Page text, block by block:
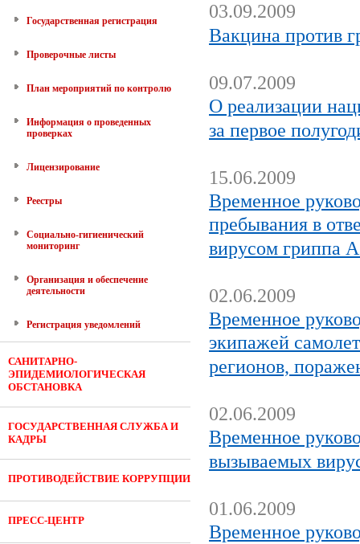
Государственная регистрация
Проверочные листы
План мероприятий по контролю
Информация о проведенных
проверках
Лицензирование
Реестры
Социально-гигиенический
мониторинг
Организация и обеспечение
деятельности
Регистрация уведомлений
САНИТАРНО-
ЭПИДЕМИОЛОГИЧЕСКАЯ
ОБСТАНОВКА
ГОСУДАРСТВЕННАЯ СЛУЖБА И
КАДРЫ
ПРОТИВОДЕЙСТВИЕ КОРРУПЦИИ
ПРЕСС-ЦЕНТР
03.09.2009
Вакцина против
09.07.2009
О реализации
за первое
15.06.2009
Временное
пребывания в
вирусом гриппа
02.06.2009
Временное
экипажей
регионов,
02.06.2009
Временное
вызываемых
01.06.2009
Временное